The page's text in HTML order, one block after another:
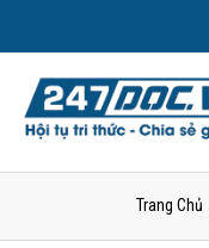
Trang Chủ